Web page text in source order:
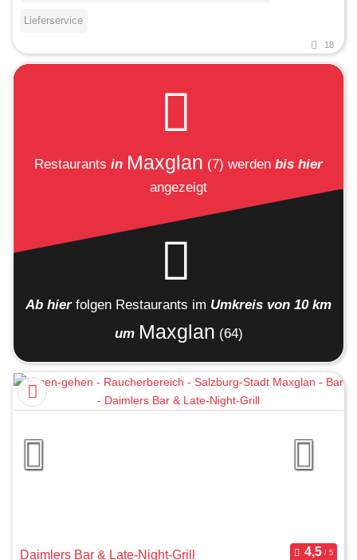
Lieferservice
18
Restaurants in Maxglan (7) werden bis hier
angezeigt
Ab hier folgen Restaurants im Umkreis von 10 km
um Maxglan (64)
Daimlers Bar & Late-Night-Grill